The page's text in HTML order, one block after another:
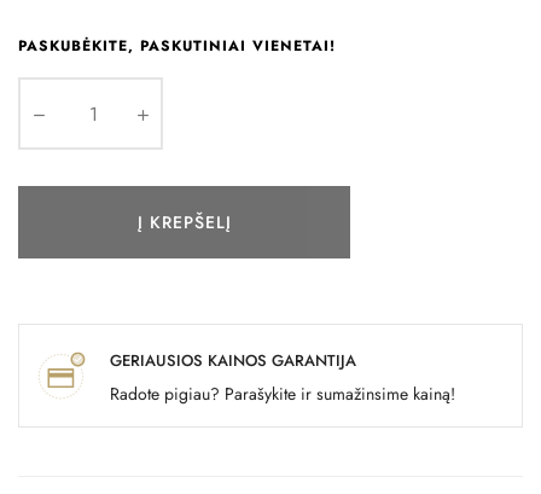
PASKUBĖKITE, PASKUTINIAI VIENETAI!
Į KREPŠELĮ
GERIAUSIOS KAINOS GARANTIJA
Radote pigiau? Parašykite ir sumažinsime kainą!